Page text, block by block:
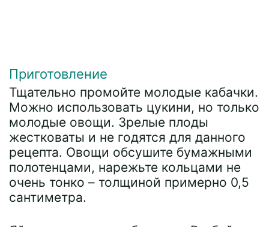
Приготовление
Тщательно промойте молодые кабачки.
Можно использовать цукини, но только
молодые овощи. Зрелые плоды
жестковаты и не годятся для данного
рецепта. Овощи обсушите бумажными
полотенцами, нарежьте кольцами не
очень тонко – толщиной примерно 0,5
сантиметра.